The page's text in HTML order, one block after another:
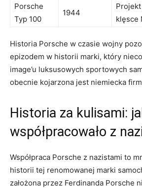
Porsche​
Typ 100
1944
klęsce
Historia ⁣Porsche ‌w czasie wojny
epizodem w historii marki,​ który
⁢image’u luksusowych sportowych
obecnie kojarzona jest‍ niemiecka‍
Historia za kulisami:
współpracowało z
Współpraca Porsche z nazistami to
historii tej renomowanej marki‍
założona przez Ferdinanda Porsche